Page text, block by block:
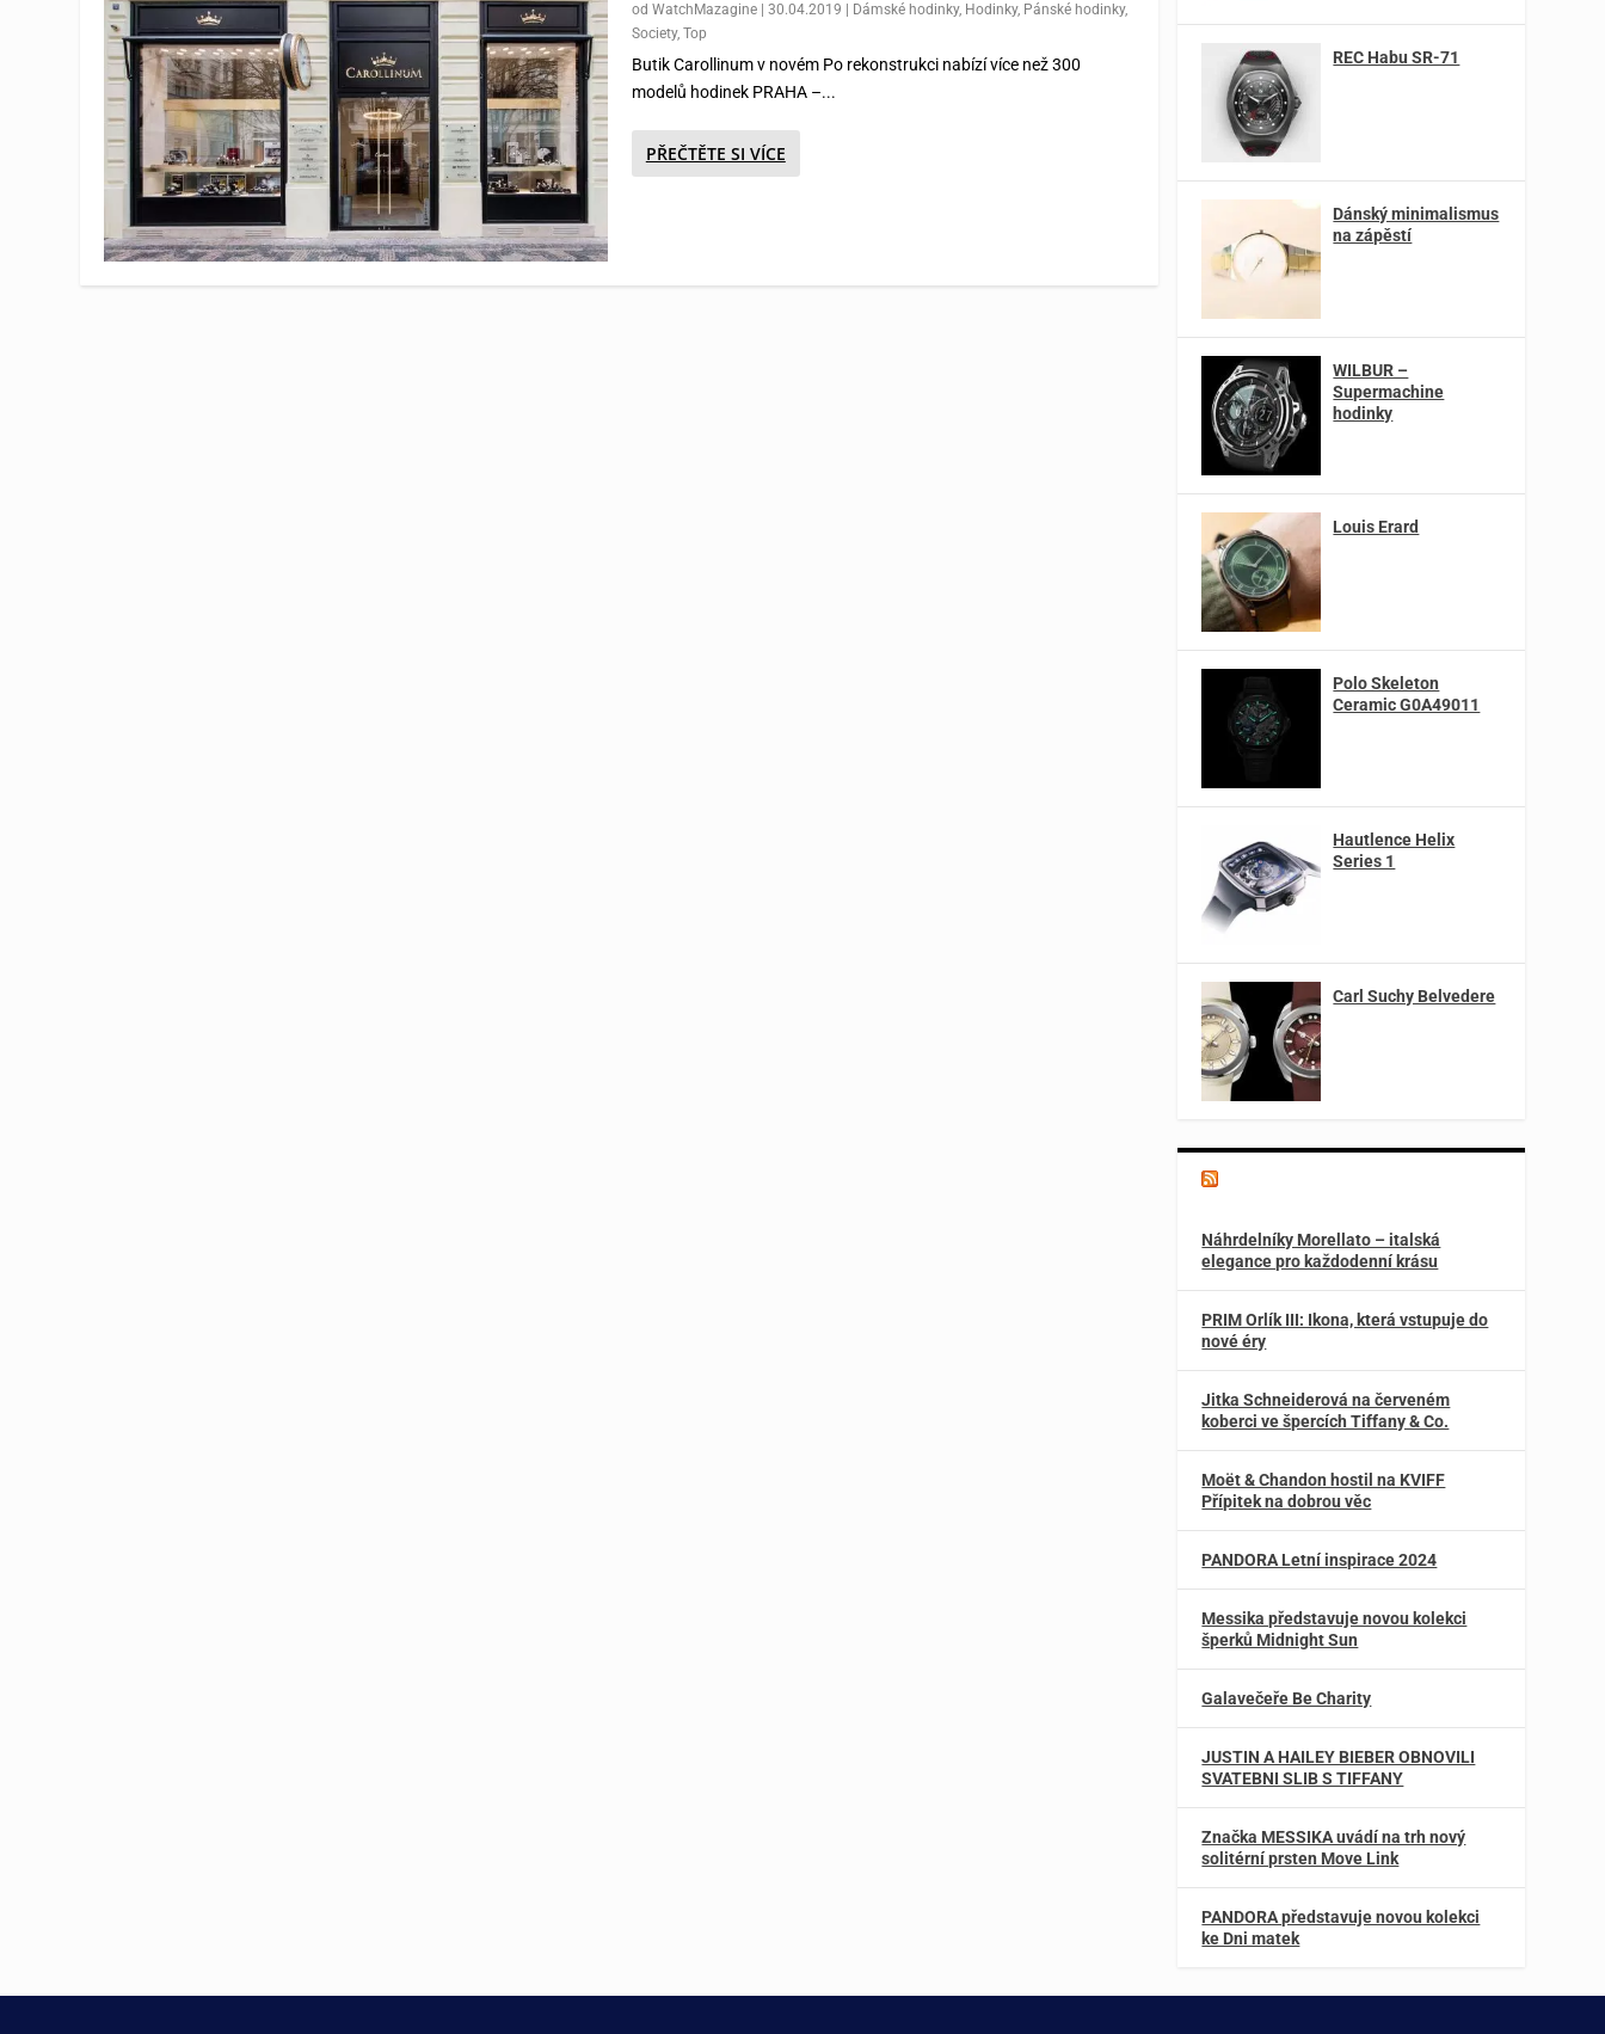
od WatchMazagine| 30.04.2019 Dámské hodinky, Hodinky, Pánské hodinky,
Society, Top
Butik Carollinum v novém Po rekonstrukci nabízí více než 300
modelů hodinek PRAHA –...
PŘEČTĚTE SI VÍCE
REC Habu SR-71
Dánský minimalismus
na zápěstí
WILBUR –
Supermachine
hodinky
Louis Erard
Polo Skeleton
Ceramic G0A49011
Hautlence Helix
Series 1
Carl Suchy Belvedere
Náhrdelníky Morellato – italská
elegance pro každodenní krásu
PRIM Orlík III: Ikona, která vstupuje do
nové éry
Jitka Schneiderová na červeném
koberci ve špercích Tiffany & Co.
Moët & Chandon hostil na KVIFF
Přípitek na dobrou věc
PANDORA Letní inspirace 2024
Messika představuje novou kolekci
šperků Midnight Sun
Galavečeře Be Charity
JUSTIN A HAILEY BIEBER OBNOVILI
SVATEBNI SLIB S TIFFANY
Značka MESSIKA uvádí na trh nový
solitérní prsten Move Link
PANDORA představuje novou kolekci
ke Dni matek